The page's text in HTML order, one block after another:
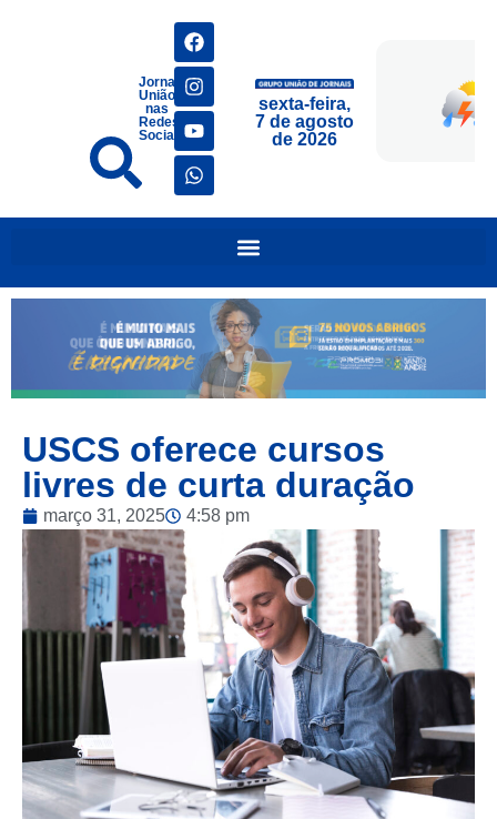
Jornais
União
nas
Redes
Sociais
sexta-feira,
7 de agosto
de 2026
USCS oferece cursos
livres de curta duração
março 31, 2025 4:58 pm